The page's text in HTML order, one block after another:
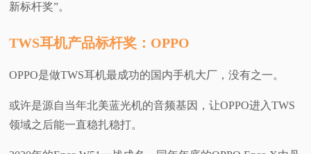
新标杆奖”。
TWS耳机产品标杆奖：OPPO
OPPO是做TWS耳机最成功的国内手机大厂，没有之一。
或许是源自当年北美蓝光机的音频基因，让OPPO进入TWS
领域之后能一直稳扎稳打。